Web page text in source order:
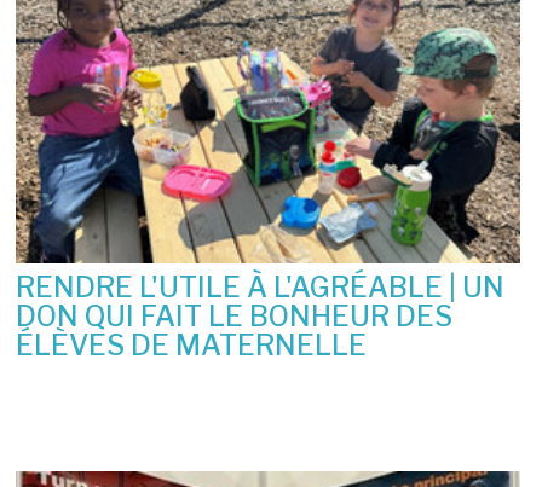
RENDRE L'UTILE À L'AGRÉABLE | UN
DON QUI FAIT LE BONHEUR DES
ÉLÈVES DE MATERNELLE